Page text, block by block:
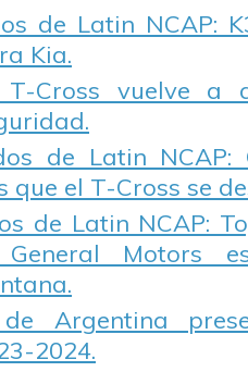
de Latin NCAP:
Kia.
T-Cross vuelve a
de Latin NCAP:
que el T-Cross se
de Latin NCAP:
General Motors
Argentina
2024.